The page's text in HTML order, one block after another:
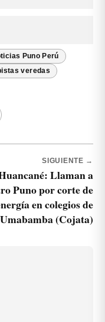
Puno Perú
veredas
SIGUIENTE →
Llaman a
Puno por corte de
en colegios de
Umabamba (Cojata)